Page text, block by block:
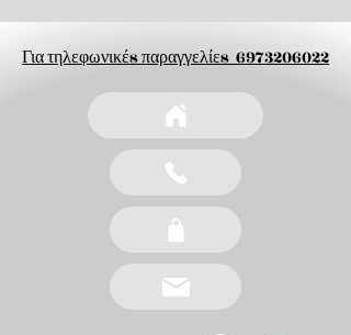
Για τηλεφωνικέs παραγγελίεs6973206022